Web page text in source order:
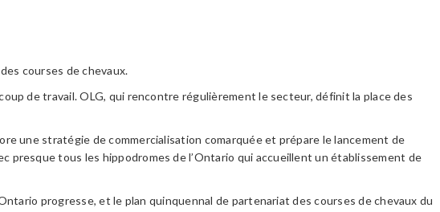
courses de chevaux.
de travail. OLG, qui rencontre régulièrement le secteur, définit la place des
une stratégie de commercialisation comarquée et prépare le lancement de
presque tous les hippodromes de l’Ontario qui accueillent un établissement de
progresse, et le plan quinquennal de partenariat des courses de chevaux du